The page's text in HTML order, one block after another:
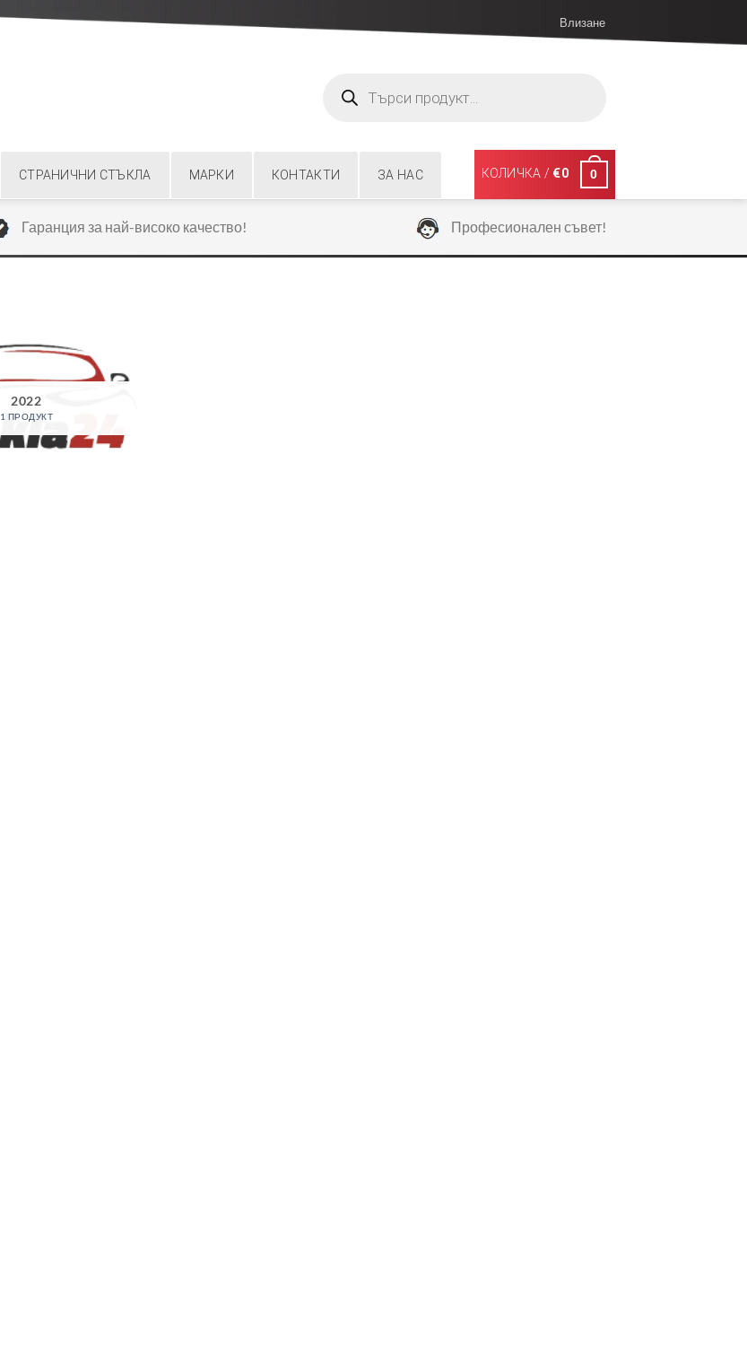
Влизане
search
СТРАНИЧНИ СТЪКЛА МАРКИ КОНТАКТИ ЗА НАС КОЛИЧКА / €0 0
Гаранция за най-високо качество! Професионален съвет!
2022
1 ПРОДУКТ